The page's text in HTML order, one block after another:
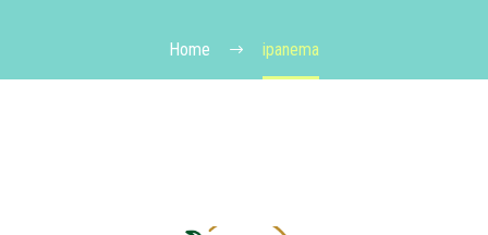
Home ipanema